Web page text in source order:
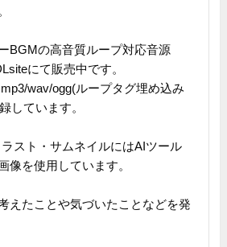
BGMの高音質ループ対応音源
にて販売中です。
wav/ogg(ループタグ埋め込み
しています。
スト・サムネイルにはAIツール
像を使用しています。
えたことや気づいたことなどを発